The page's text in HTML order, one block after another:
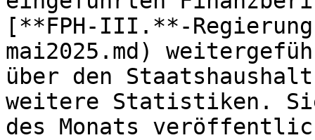
[**FPH-III.**-
mai2025.md)
über den
weitere Statistiken.
des Monats